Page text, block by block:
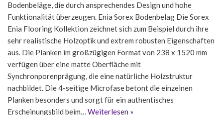
Bodenbeläge, die durch ansprechendes Design und hohe
Funktionalität überzeugen. Enia Sorex Bodenbelag Die Sorex
Enia Flooring Kollektion zeichnet sich zum Beispiel durch ihre
sehr realistische Holzoptik und extrem robusten Eigenschaften
aus. Die Planken im großzügigen Format von 238 x 1520 mm
verfügen über eine matte Oberfläche mit
Synchronporenprägung, die eine natürliche Holzstruktur
nachbildet. Die 4-seitige Microfase betont die einzelnen
Planken besonders und sorgt für ein authentisches
Erscheinungsbild beim… Weiterlesen »